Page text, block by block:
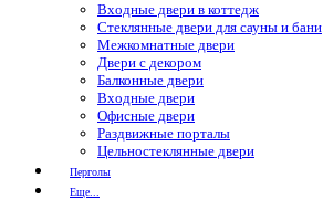
Входные двери в коттедж
Стеклянные двери для сауны и бани
Межкомнатные двери
Двери с декором
Балконные двери
Входные двери
Офисные двери
Раздвижные порталы
Цельностеклянные двери
Перголы
Еще...